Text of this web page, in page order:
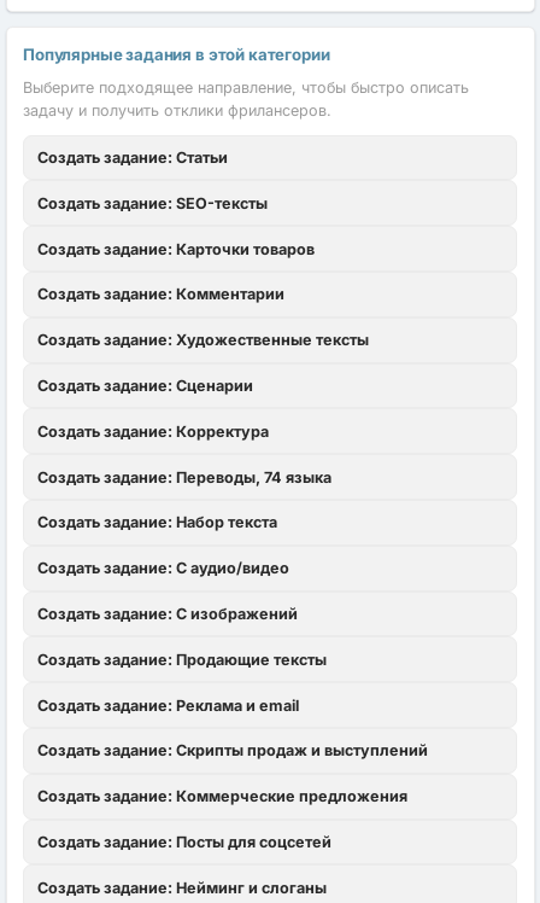
Популярные задания в этой категории
Выберите подходящее направление, чтобы быстро описать
задачу и получить отклики фрилансеров.
Создать задание: Статьи
Создать задание: SEO-тексты
Создать задание: Карточки товаров
Создать задание: Комментарии
Создать задание: Художественные тексты
Создать задание: Сценарии
Создать задание: Корректура
Создать задание: Переводы, 74 языка
Создать задание: Набор текста
Создать задание: С аудио/видео
Создать задание: С изображений
Создать задание: Продающие тексты
Создать задание: Реклама и email
Создать задание: Скрипты продаж и выступлений
Создать задание: Коммерческие предложения
Создать задание: Посты для соцсетей
Создать задание: Нейминг и слоганы